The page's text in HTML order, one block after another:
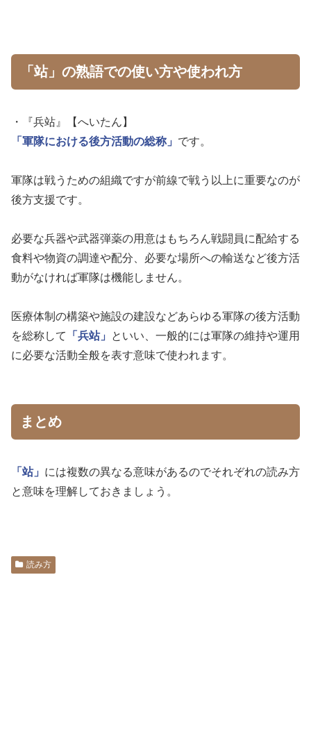
「站」の熟語での使い方や使われ方
・『兵站』【へいたん】
「軍隊における後方活動の総称」 です。
軍隊は戦うための組織ですが前線で戦う以上に重要なのが
後方支援です。
必要な兵器や武器弾薬の用意はもちろん戦闘員に配給する
食料や物資の調達や配分、必要な場所への輸送など後方活
動がなければ軍隊は機能しません。
医療体制の構築や施設の建設などあらゆる軍隊の後方活動
を総称して
「兵站」
といい、一般的には軍隊の維持や運用
に必要な活動全般を表す意味で使われます。
まとめ
「站」 には複数の異なる意味があるのでそれぞれの読み方
と意味を理解しておきましょう。
読み方